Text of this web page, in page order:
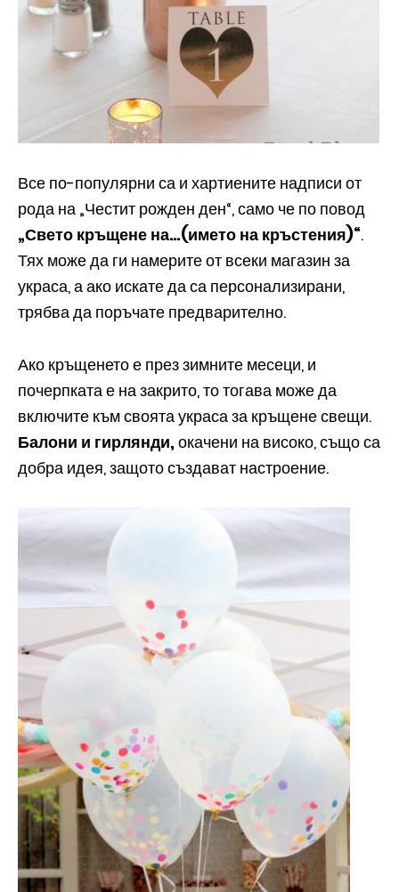
Все по-популярни са и хартиените надписи от
рода на „Честит рожден ден“, само че по повод
„Свето кръщене на…(името на кръстения)“.
Тях може да ги намерите от всеки магазин за
украса, а ако искате да са персонализирани,
трябва да поръчате предварително.
Ако кръщенето е през зимните месеци, и
почерпката е на закрито, то тогава може да
включите към своята украса за кръщене свещи.
Балони и гирлянди, окачени на високо, също са
добра идея, защото създават настроение.